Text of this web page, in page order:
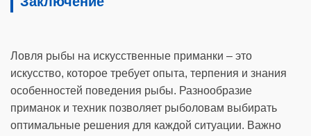
Ловля рыбы на искусственные приманки – это
искусство, которое требует опыта, терпения и знания
особенностей поведения рыбы. Разнообразие
приманок и техник позволяет рыболовам выбирать
оптимальные решения для каждой ситуации. Важно